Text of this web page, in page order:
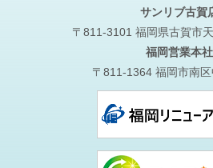
サンリブ古賀
〒811-3101 福岡県古賀市
福岡営業本社
〒811-1364 福岡市南